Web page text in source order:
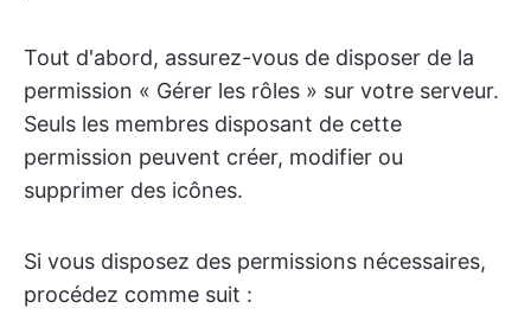
Tout d'abord, assurez-vous de disposer de la
permission « Gérer les rôles » sur votre serveur.
Seuls les membres disposant de cette
permission peuvent créer, modifier ou
supprimer des icônes.
Si vous disposez des permissions nécessaires,
procédez comme suit :